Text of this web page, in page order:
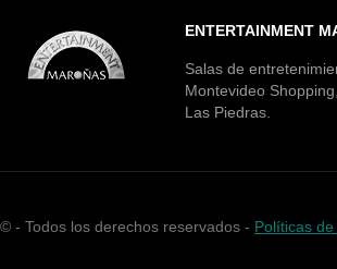
ENTERTAINMENT
Salas de
Montevideo
Las Piedras.
© - Todos los derechos reservados - Políticas